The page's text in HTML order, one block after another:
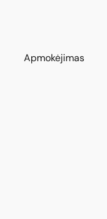
Apmokėjimas